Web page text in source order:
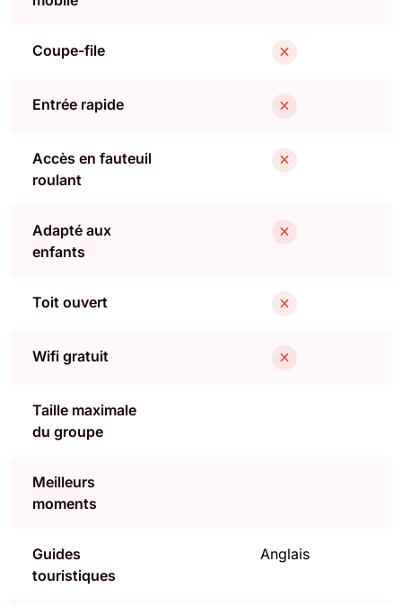
Coupe-file
Entrée rapide
Accès en fauteuil
roulant
Adapté aux
enfants
Toit ouvert
Wifi gratuit
Taille maximale
du groupe
Meilleurs
moments
Guides
touristiques
Anglais